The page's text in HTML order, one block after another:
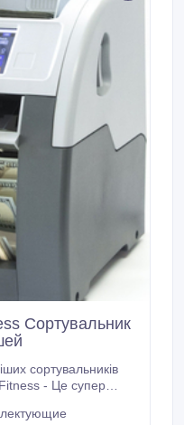
Сортувальник
сортувальників
- Це супер
в КНДР